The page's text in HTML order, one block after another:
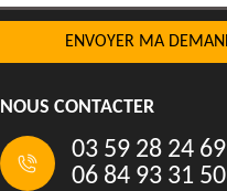
NOUS CONTACTER
03 59 28 24 69
06 84 93 31 50